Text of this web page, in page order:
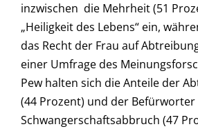
inzwischen die Mehrheit (51
„Heiligkeit des Lebens“ ein,
das Recht der Frau auf
einer Umfrage des
Pew halten sich die Anteile der
(44 Prozent) und der Befürworter
Schwangerschaftsabbruch (47